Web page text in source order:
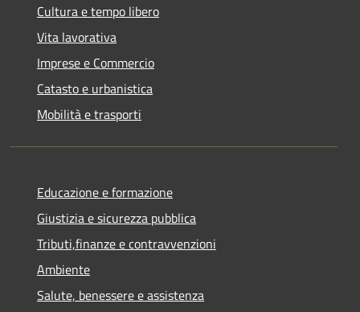
Cultura e tempo libero
Vita lavorativa
Imprese e Commercio
Catasto e urbanistica
Mobilità e trasporti
Educazione e formazione
Giustizia e sicurezza pubblica
Tributi,finanze e contravvenzioni
Ambiente
Salute, benessere e assistenza